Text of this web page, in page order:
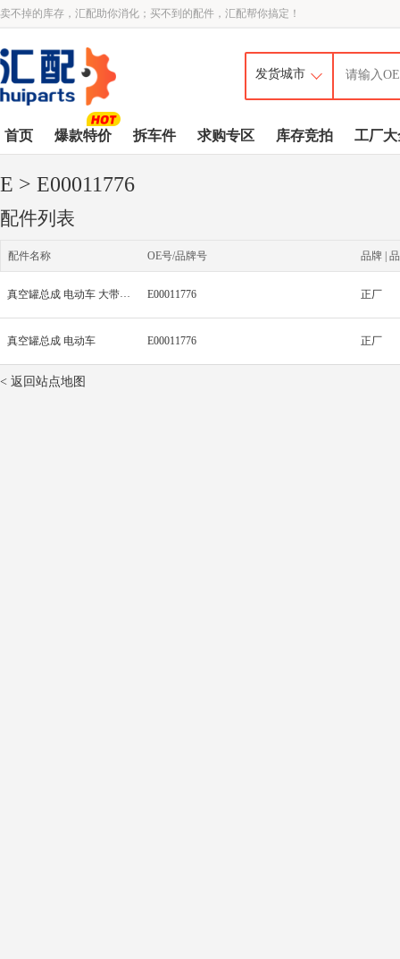
卖不掉的库存，汇配助你消化；买不到的配件，汇配帮你搞定！
首页 爆款特价 拆车件 求购专区 库存竞拍 工厂大
E > E00011776
配件列表
配件名称 OE号/品牌号 品牌 |
真空罐总成 电动车 大带支架 E00011776 正厂
真空罐总成 电动车 E00011776 正厂
< 返回站点地图